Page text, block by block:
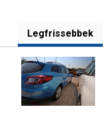
Legfrissebbek